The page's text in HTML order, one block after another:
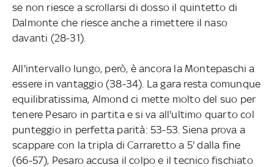
se non riesce a scrollarsi di dosso il quintetto di
Dalmonte che riesce anche a rimettere il naso
davanti (28-31).
All'intervallo lungo, però, è ancora la Montepaschi a
essere in vantaggio (38-34). La gara resta comunque
equilibratissima, Almond ci mette molto del suo per
tenere Pesaro in partita e si va all'ultimo quarto col
punteggio in perfetta parità: 53-53. Siena prova a
scappare con la tripla di Carraretto a 5' dalla fine
(66-57), Pesaro accusa il colpo e il tecnico fischiato